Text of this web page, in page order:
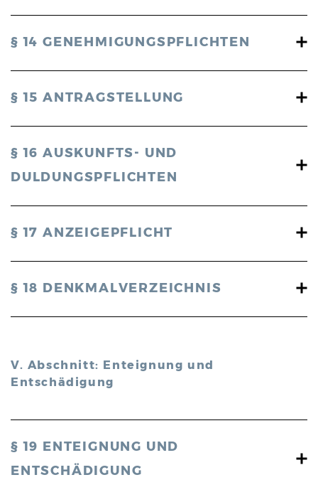
§ 14 GENEHMIGUNGSPFLICHTEN
§ 15 ANTRAGSTELLUNG
§ 16 AUSKUNFTS- UND
DULDUNGSPFLICHTEN
§ 17 ANZEIGEPFLICHT
§ 18 DENKMALVERZEICHNIS
V. Abschnitt: Enteignung und
Entschädigung
§ 19 ENTEIGNUNG UND
ENTSCHÄDIGUNG